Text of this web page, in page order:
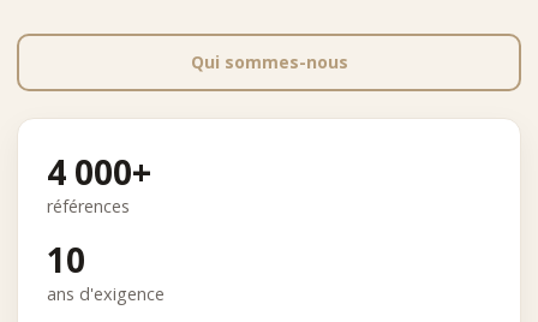
Qui sommes-nous
4 000+
références
10
ans d'exigence